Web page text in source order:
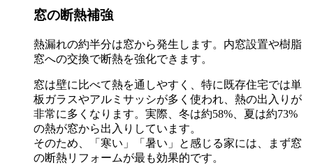
窓の断熱補強
熱漏れの約半分は窓から発生します。内窓設置や樹脂
窓への交換で断熱を強化できます。
窓は壁に比べて熱を通しやすく、特に既存住宅では単
板ガラスやアルミサッシが多く使われ、熱の出入りが
非常に多くなります。実際、冬は約58%、夏は約73%
の熱が窓から出入りしています。
そのため、「寒い」「暑い」と感じる家には、まず窓
の断熱リフォームが最も効果的です。